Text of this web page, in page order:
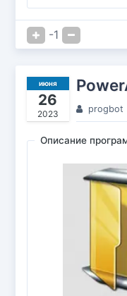
-1
июня
26
2023 progbot
Описание